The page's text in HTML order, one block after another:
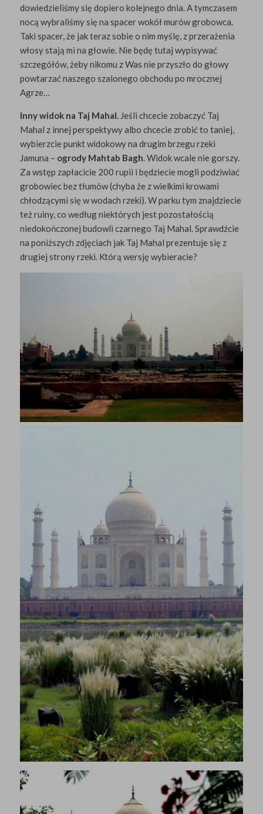
dowiedzieliśmy się dopiero kolejnego dnia. A tymczasem
nocą wybraliśmy się na spacer wokół murów grobowca.
Taki spacer, że jak teraz sobie o nim myślę, z przerażenia
włosy stają mi na głowie. Nie będę tutaj wypisywać
szczegółów, żeby nikomu z Was nie przyszło do głowy
powtarzać naszego szalonego obchodu po mrocznej
Agrze…
Inny widok na Taj Mahal.Jeśli chcecie zobaczyć Taj
Mahal z innej perspektywy albo chcecie zrobić to taniej,
wybierzcie punkt widokowy na drugim brzegu rzeki
Jamuna – ogrody Mahtab Bagh. Widok wcale nie gorszy.
Za wstęp zapłacicie 200 rupii i będziecie mogli podziwiać
grobowiec bez tłumów (chyba że z wielkimi krowami
chłodzącymi się w wodach rzeki). W parku tym znajdziecie
też ruiny, co według niektórych jest pozostałością
niedokończonej budowli czarnego Taj Mahal. Sprawdźcie
na poniższych zdjęciach jak Taj Mahal prezentuje się z
drugiej strony rzeki. Którą wersję wybieracie?